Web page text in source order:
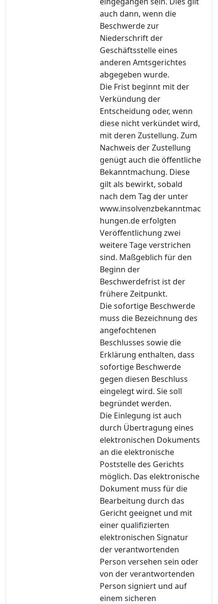
auch dann, wenn die
Beschwerde zur
Niederschrift der
Geschäftsstelle eines
anderen Amtsgerichtes
abgegeben wurde.
Die Frist beginnt mit der
Verkündung der
Entscheidung oder, wenn
diese nicht verkündet wird,
mit deren Zustellung. Zum
Nachweis der Zustellung
genügt auch die öffentliche
Bekanntmachung. Diese
gilt als bewirkt, sobald
nach dem Tag der unter
www.insolvenzbekanntmac
hungen.de erfolgten
Veröffentlichung zwei
weitere Tage verstrichen
sind. Maßgeblich für den
Beginn der
Beschwerdefrist ist der
frühere Zeitpunkt.
Die sofortige Beschwerde
muss die Bezeichnung des
angefochtenen
Beschlusses sowie die
Erklärung enthalten, dass
sofortige Beschwerde
gegen diesen Beschluss
eingelegt wird. Sie soll
begründet werden.
Die Einlegung ist auch
durch Übertragung eines
elektronischen Dokuments
an die elektronische
Poststelle des Gerichts
möglich. Das elektronische
Dokument muss für die
Bearbeitung durch das
Gericht geeignet und mit
einer qualifizierten
elektronischen Signatur
der verantwortenden
Person versehen sein oder
von der verantwortenden
Person signiert und auf
einem sicheren